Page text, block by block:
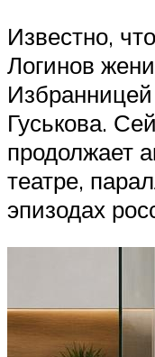
Известно,
Логинов
Гуськова.
продолжает
театре,
эпизодах